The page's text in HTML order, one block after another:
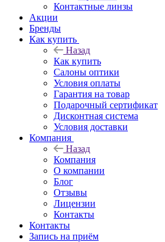
Контактные линзы
Акции
Бренды
Как купить
Назад
Как купить
Салоны оптики
Условия оплаты
Гарантия на товар
Подарочный сертификат
Дисконтная система
Условия доставки
Компания
Назад
Компания
О компании
Блог
Отзывы
Лицензии
Контакты
Контакты
Запись на приём